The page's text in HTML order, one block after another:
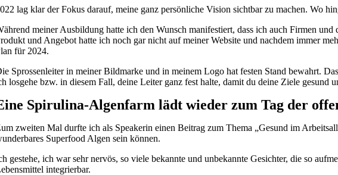
lag klar der Fokus darauf, meine ganz persönliche Vision sichtbar zu machen. Wo
meiner Ausbildung hatte ich den Wunsch manifestiert, dass ich auch Firmen
und Angebot hatte ich noch gar nicht auf meiner Website und nachdem immer
für 2024.
Sprossenleiter in meiner Bildmarke und in meinem Logo hat festen Stand bewahrt.
losgehe bzw. in diesem Fall, deine Leiter ganz fest halte, damit du deine Ziele gesund
Spirulina-Algenfarm lädt wieder zum Tag der
zweiten Mal durfte ich als Speakerin einen Beitrag zum Thema „Gesund im
Superfood Algen sein können.
gestehe, ich war sehr nervös, so viele bekannte und unbekannte Gesichter, die so
integrierbar.